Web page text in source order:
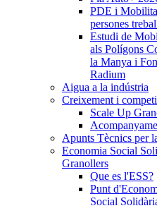
PDE i
persones
Estudi de
als Polígons
la Manya i
Radium
Aigua a la indústria
Creixement i
Scale Up
Apunts Tècnics per
Economia Social
Granollers
Que es l'ESS?
Punt
Social